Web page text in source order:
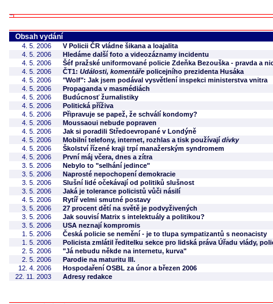
Obsah vydání
4. 5. 2006
V Policii ČR vládne šikana a loajalita
4. 5. 2006
Hledáme další foto a videozáznamy incidentu
4. 5. 2006
Šéf pražské uniformované policie Zdeňka Bezouška - pravda a
4. 5. 2006
ČT1: Události, komentáře policejního prezidenta Husáka
4. 5. 2006
"Wolf": Jak jsem podával vysvětlení inspekci ministerstva vnitra
4. 5. 2006
Propaganda v masmédiách
4. 5. 2006
Budúcnosť žurnalistiky
4. 5. 2006
Politická příživa
4. 5. 2006
Připravuje se papež, že schválí kondomy?
4. 5. 2006
Moussaoui nebude popraven
4. 5. 2006
Jak si poradili Středoevropané v Londýně
4. 5. 2006
Mobilní telefony, internet, rozhlas a tisk používají dívky
4. 5. 2006
Školství řízené kraji trpí manažerským syndromem
4. 5. 2006
První máj včera, dnes a zítra
3. 5. 2006
Nebylo to "selhání jedince"
3. 5. 2006
Naprosté nepochopení demokracie
3. 5. 2006
Slušní lidé očekávají od politiků slušnost
3. 5. 2006
Jaká je tolerance policistů vůči násilí
4. 5. 2006
Rytíř velmi smutné postavy
3. 5. 2006
27 procent dětí na světě je podvyživených
3. 5. 2006
Jak souvisí Matrix s intelektuály a politikou?
3. 5. 2006
USA neznají kompromis
1. 5. 2006
Česká policie se nemění - je to tlupa sympatizantů s neonacisty
1. 5. 2006
Policista zmlátil ředitelku sekce pro lidská práva Úřadu vlády,
2. 5. 2006
"Já nebudu někde na internetu, kurva"
2. 5. 2006
Parodie na maturitu III.
12. 4. 2006
Hospodaření OSBL za únor a březen 2006
22. 11. 2003
Adresy redakce